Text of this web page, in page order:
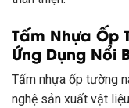
Tấm Nhựa Ốp
Ứng Dụng Nổi
Tấm nhựa ốp tường
nghệ sản xuất vật